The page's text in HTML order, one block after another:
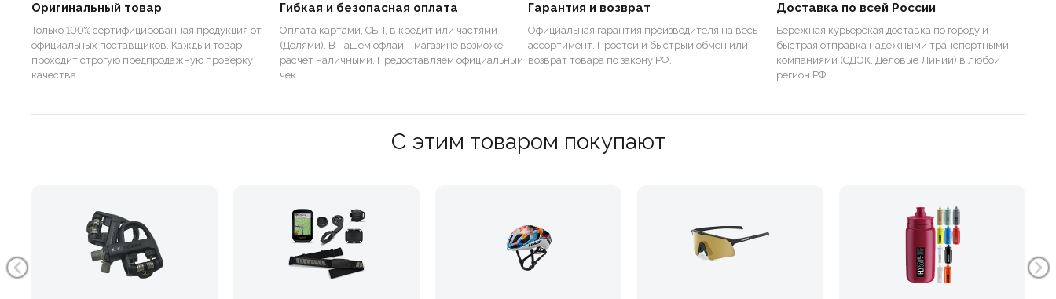
Оригинальный товар
Только 100% сертифицированная продукция от
официальных поставщиков. Каждый товар
проходит строгую предпродажную проверку
качества.
Гибкая и безопасная оплата
Оплата картами, СБП, в кредит или частями
(Долями). В нашем офлайн-магазине возможен
расчет наличными. Предоставляем официальный
чек.
Гарантия и возврат
Официальная гарантия производителя на весь
ассортимент. Простой и быстрый обмен или
возврат товара по закону РФ.
Доставка по всей России
Бережная курьерская доставка по городу и
быстрая отправка надежными транспортными
компаниями (СДЭК, Деловые Линии) в любой
регион РФ.
С этим товаром покупают